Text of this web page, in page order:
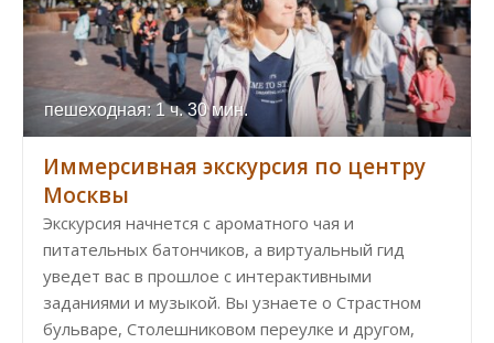
пешеходная: 1 ч. 30 мин.
Иммерсивная экскурсия по центру
Москвы
Экскурсия начнется с ароматного чая и
питательных батончиков, а виртуальный гид
уведет вас в прошлое с интерактивными
заданиями и музыкой. Вы узнаете о Страстном
бульваре, Столешниковом переулке и другом,